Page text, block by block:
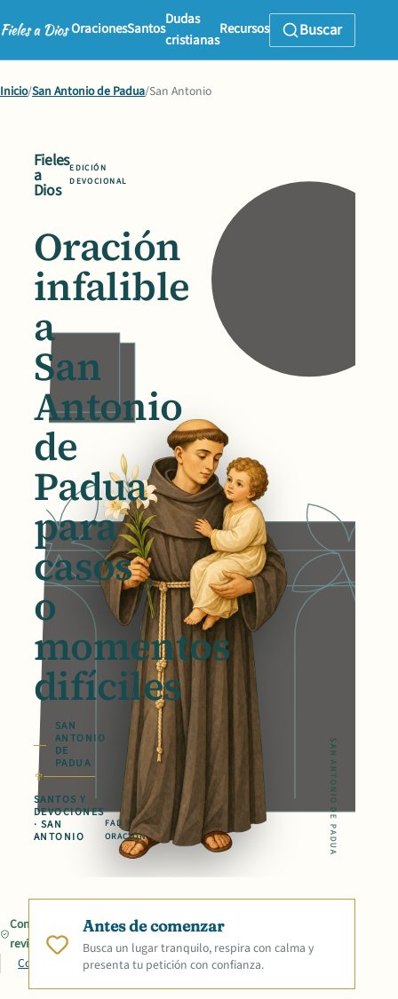
OracionesSantos
Dudas
cristianas
Recursos Buscar
Inicio/San Antonio de Padua/San Antonio
Fieles
a
Dios
EDICIÓN
DEVOCIONAL
Oración
infalible
a
San
Antonio
de
Padua
para
casos
o
momentos
difíciles
SAN
ANTONIO
DE
PADUA
SANTOS Y
DEVOCIONES
· SAN
ANTONIO
FAD /
ORACIÓN
SAN ANTONIO DE PADUA
Contenido
revisado
Compartir
Antes de comenzar
Busca un lugar tranquilo, respira con calma y
presenta tu petición con confianza.